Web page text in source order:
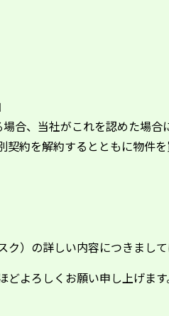
合、当社がこれを認めた場
契約を解約するとともに物件
ク）の詳しい内容につきまし
よろしくお願い申し上げます